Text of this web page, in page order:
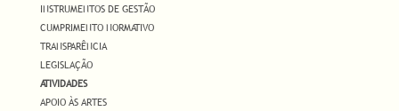
INSTRUMENTOS DE GESTÃO
CUMPRIMENTO NORMATIVO
TRANSPARÊNCIA
LEGISLAÇÃO
ATIVIDADES
APOIO ÀS ARTES